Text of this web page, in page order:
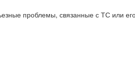
проблемы, связанные с ТС или